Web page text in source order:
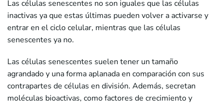
Las células senescentes no son iguales que las células
inactivas ya que estas últimas pueden volver a activarse y
entrar en el ciclo celular, mientras que las células
senescentes ya no.
Las células senescentes suelen tener un tamaño
agrandado y una forma aplanada en comparación con sus
contrapartes de células en división. Además, secretan
moléculas bioactivas, como factores de crecimiento y